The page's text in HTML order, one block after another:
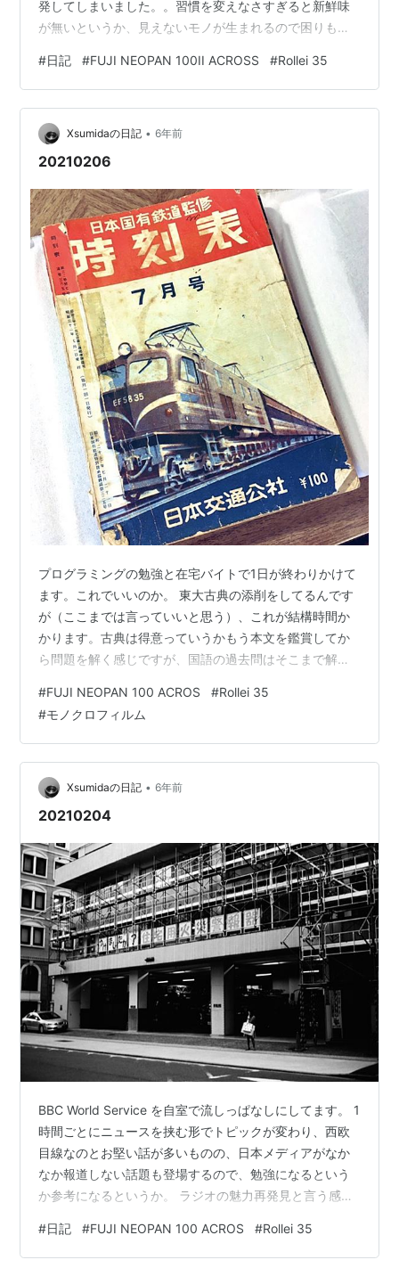
発してしまいました。。習慣を変えなさすぎると新鮮味
が無いというか、見えないモノが生まれるので困りも
かもしれませんが、それはむしろ高評価と思うことにし
てる。どっちもどっち？ 提示された仕上がり当日に受け
取りに行く方が律義だとは思ってるんですけどね。世間
的にはどんな感じなんだろう？ もう再掲かそうじゃない
か、わかんなくなってきました 今日で国公立の前期日程
#日記 #FUJI NEOPAN 100II ACROSS #Rollei 35
Xsumidaの日記 • 6年前
20210206
プログラミングの勉強と在宅バイトで1日が終わりかけて
ます。これでいいのか。 東大古典の添削をしてるんです
が（ここまでは言っていいと思う）、これが結構時間か
かります。古典は得意っていうかもう本文を鑑賞してか
ら問題を解く感じですが、国語の過去問はそこまで解い
て欲しいものです。 愛育病院の裏って言ったら怒られそ
うだが いま「大衆の反逆」（オルテガ・イ・ガセット
著、佐々木孝訳、岩波文庫、2020）を読んでます。まだ
序とあとがきしか読んでませんが、早くも面白そうな予
感がする。この前撮影地で接近に気づかなかったのはコ
レのせいだ。 あと、「哲学入門」（戸田山…
#FUJI NEOPAN 100 ACROS #Rollei 35
#モノクロフィルム
Xsumidaの日記 • 6年前
20210204
BBC World Service を自室で流しっぱなしにしてます。 1
時間ごとにニュースを挟む形でトピックが変わり、西欧
目線なのとお堅い話が多いものの、日本メディアがなか
なか報道しない話題も登場するので、勉強になるという
か参考になるというか。 ラジオの魅力再発見と言う感じ
各日本語ニュースのオンデマンド再生とか、気になって
ます。時間通りに聞けるとは限らないですし、時間が被
#日記 #FUJI NEOPAN 100 ACROS #Rollei 35